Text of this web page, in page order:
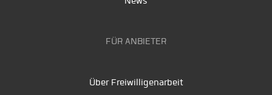
FÜR ANBIETER
Über Freiwilligenarbeit